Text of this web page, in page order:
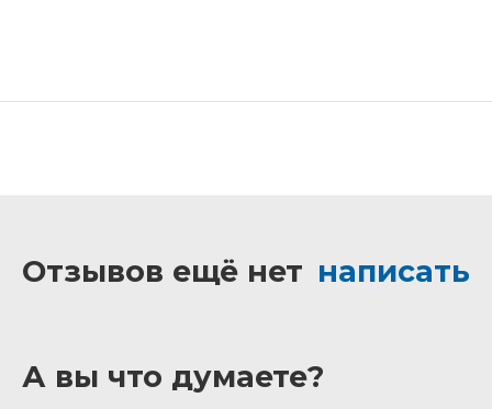
Отзывов ещё нет написать
А вы что думаете?